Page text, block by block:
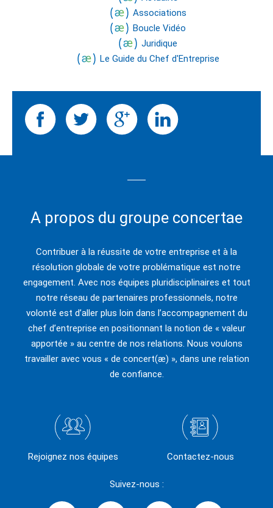
Associations
Boucle Vidéo
Juridique
Le Guide du Chef d'Entreprise
A propos du groupe concertae
Contribuer à la réussite de votre entreprise et à la
résolution globale de votre problématique est notre
engagement. Avec nos équipes pluridisciplinaires et tout
notre réseau de partenaires professionnels, notre
volonté est d’aller plus loin dans l’accompagnement du
chef d’entreprise en positionnant la notion de « valeur
apportée » au centre de nos relations. Nous voulons
travailler avec vous « de concert(æ) », dans une relation
de confiance.
Suivez-nous :
Rejoignez nos équipes Contactez-nous